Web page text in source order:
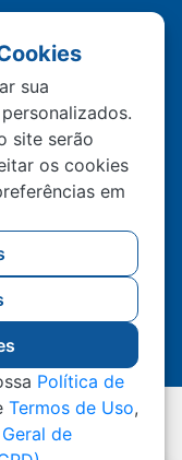
DE
ZE - 022
07h00 As
As 17h00
Municipal
sua
site serão
os cookies
em
Política de
Termos de Uso,
de